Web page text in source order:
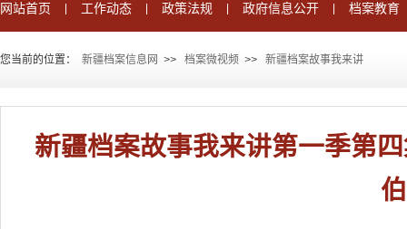
网站首页 工作动态 政策法规 政府信息公开 档案教育
您当前的位置： 新疆档案信息网 >> 档案微视频 >> 新疆档案故事我来讲
新疆档案故事我来讲第一季第